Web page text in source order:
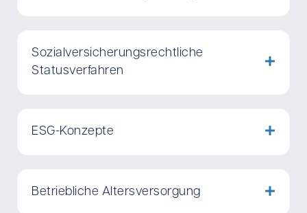
Sozialversicherungsrechtliche
Statusverfahren
ESG-Konzepte
Betriebliche Altersversorgung